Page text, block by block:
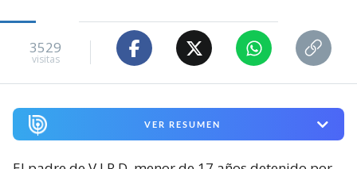
3529
visitas
VER RESUMEN